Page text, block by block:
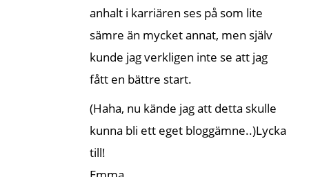
anhalt i karriären ses på som lite
sämre än mycket annat, men själv
kunde jag verkligen inte se att jag
fått en bättre start.
(Haha, nu kände jag att detta skulle
kunna bli ett eget bloggämne..)Lycka
till!